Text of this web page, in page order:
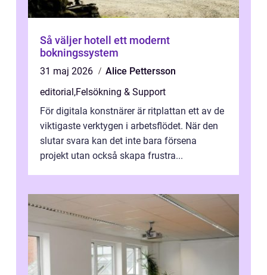
Så väljer hotell ett modernt
bokningssystem
31 maj 2026
Alice Pettersson
editorial ,Felsökning & Support
För digitala konstnärer är ritplattan ett av de
viktigaste verktygen i arbetsflödet. När den
slutar svara kan det inte bara försena
projekt utan också skapa frustra...